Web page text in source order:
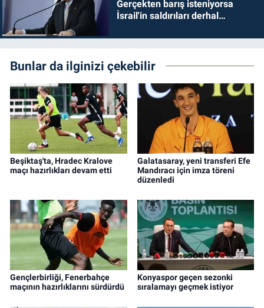
Gerçekten barış isteniyorsa
İsrail'in saldırıları derhal
Bunlar da ilginizi çekebilir
Beşiktaş'ta, Hradec Kralove
maçı hazırlıkları devam etti
Galatasaray, yeni transferi Efe
Mandıracı için imza töreni
düzenledi
Gençlerbirliği, Fenerbahçe
maçının hazırlıklarını sürdürdü
Konyaspor geçen sezonki
sıralamayı geçmek istiyor